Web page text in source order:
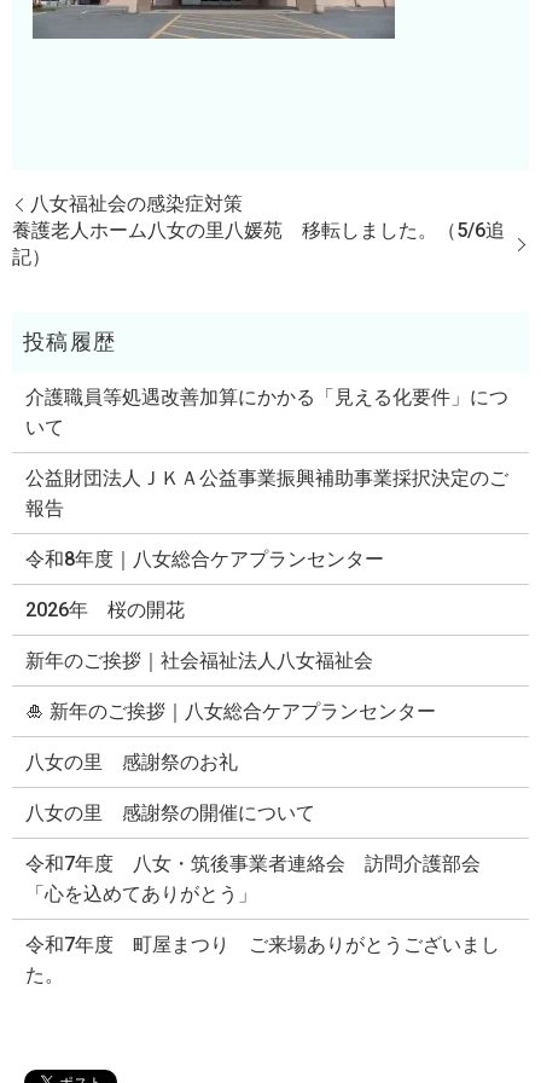
八女福祉会の感染症対策
養護老人ホーム八女の里八媛苑 移転しました。（5/6追
記）
介護職員等処遇改善加算にかかる「見える化要件」につ
いて
公益財団法人ＪＫＡ公益事業振興補助事業採択決定のご
報告
令和8年度｜八女総合ケアプランセンター
2026年 桜の開花
新年のご挨拶｜社会福祉法人八女福祉会
🎍 新年のご挨拶｜八女総合ケアプランセンター
八女の里 感謝祭のお礼
八女の里 感謝祭の開催について
令和7年度 八女・筑後事業者連絡会 訪問介護部会
「心を込めてありがとう」
令和7年度 町屋まつり ご来場ありがとうございまし
た。